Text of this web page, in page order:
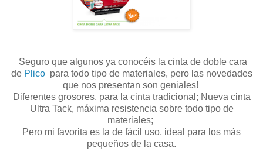
Seguro que algunos ya conocéis la cinta de doble cara
de Plico para todo tipo de materiales, pero las novedades
que nos presentan son geniales!
Diferentes grosores, para la cinta tradicional; Nueva cinta
Ultra Tack, máxima resistencia sobre todo tipo de
materiales;
Pero mi favorita es la de fácil uso, ideal para los más
pequeños de la casa.